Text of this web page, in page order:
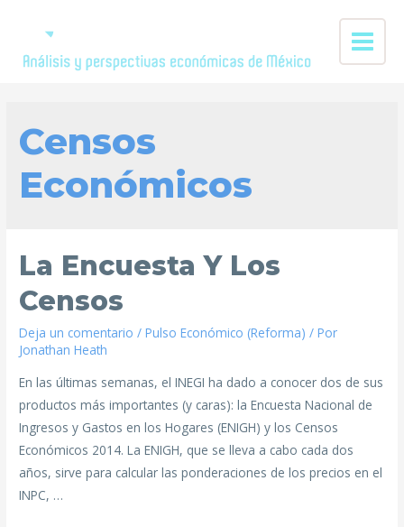
Censos
Económicos
La Encuesta Y Los
Censos
Deja un comentario /Pulso Económico (Reforma) / Por
Jonathan Heath
En las últimas semanas, el INEGI ha dado a conocer dos de sus
productos más importantes (y caras): la Encuesta Nacional de
Ingresos y Gastos en los Hogares (ENIGH) y los Censos
Económicos 2014. La ENIGH, que se lleva a cabo cada dos
años, sirve para calcular las ponderaciones de los precios en el
INPC, …